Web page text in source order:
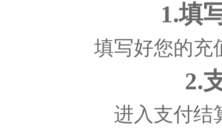
1.填
填写好您的充
2.
进入支付结